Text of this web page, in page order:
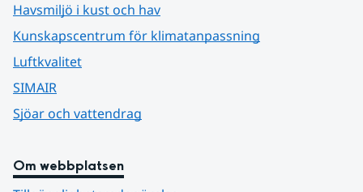
Havsmiljö i kust och hav
Kunskapscentrum för klimatanpassning
Luftkvalitet
SIMAIR
Sjöar och vattendrag
Om webbplatsen